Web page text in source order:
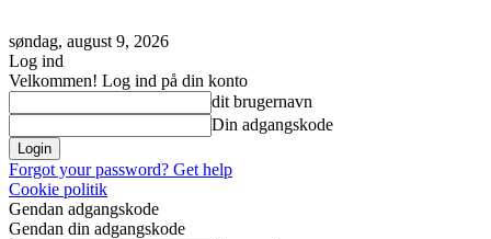
søndag, august 9, 2026
Log ind
Velkommen! Log ind på din konto
dit brugernavn
Din adgangskode
Forgot your password? Get help
Cookie politik
Gendan adgangskode
Gendan din adgangskode